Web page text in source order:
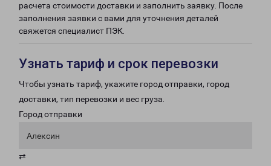
расчета стоимости доставки и заполнить заявку. После
заполнения заявки с вами для уточнения деталей
свяжется специалист ПЭК.
Узнать тариф и срок перевозки
Чтобы узнать тариф, укажите город отправки, город
доставки, тип перевозки и вес груза.
Город отправки
Алексин
⇄